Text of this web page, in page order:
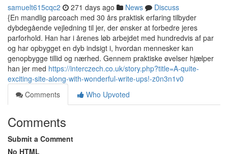
samuelt615cqc2 271 days ago News
Discuss
{En mandlig parcoach med 30 års praktisk erfaring tilbyder
dybdegående vejledning til jer, der ønsker at forbedre jeres
parforhold. Han har i årenes løb arbejdet med hundredvis af par
og har opbygget en dyb indsigt i, hvordan mennesker kan
genopbygge tillid og nærhed. Gennem praktiske øvelser hjælper
han jer med https://interczech.co.uk/story.php?title=A-quite-
exciting-site-along-with-wonderful-write-ups!-z0n3n1v0
Comments
Who Upvoted
Comments
Submit a Comment
No HTML